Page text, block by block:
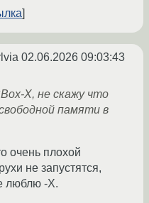
02.06.2026 09:03:43
X, не скажу что
памяти в
очень плохой
не запустятся,
люблю -Х.